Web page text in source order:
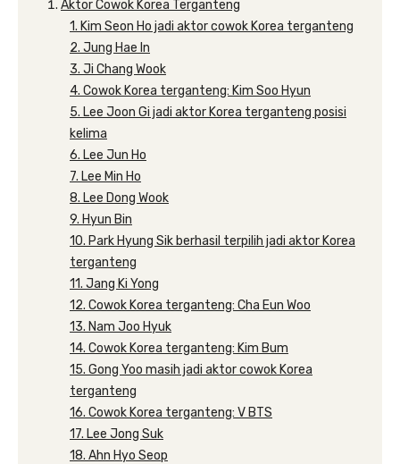
Aktor Cowok Korea Terganteng
1. Kim Seon Ho jadi aktor cowok Korea terganteng
2. Jung Hae In
3. Ji Chang Wook
4. Cowok Korea terganteng: Kim Soo Hyun
5. Lee Joon Gi jadi aktor Korea terganteng posisi
kelima
6. Lee Jun Ho
7. Lee Min Ho
8. Lee Dong Wook
9. Hyun Bin
10. Park Hyung Sik berhasil terpilih jadi aktor Korea
terganteng
11. Jang Ki Yong
12. Cowok Korea terganteng: Cha Eun Woo
13. Nam Joo Hyuk
14. Cowok Korea terganteng: Kim Bum
15. Gong Yoo masih jadi aktor cowok Korea
terganteng
16. Cowok Korea terganteng: V BTS
17. Lee Jong Suk
18. Ahn Hyo Seop